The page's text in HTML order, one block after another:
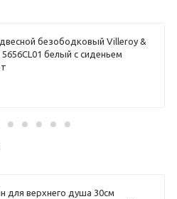
безободковый Villeroy &
5656CL01 белый с сиденьем
для верхнего душа 30см